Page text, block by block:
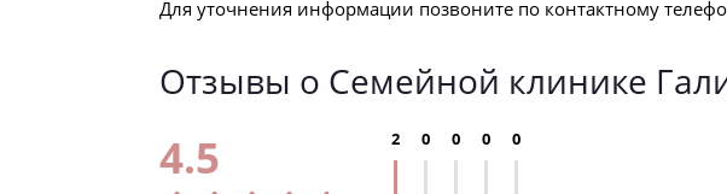
Для уточнения информации позвоните по контактному
Отзывы о Семейной клинике
4.5 2 0 0 0 0